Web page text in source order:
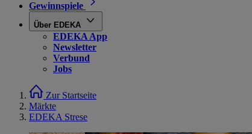
Gewinnspiele
Über EDEKA
EDEKA App
Newsletter
Verbund
Jobs
Zur Startseite
Märkte
EDEKA Strese